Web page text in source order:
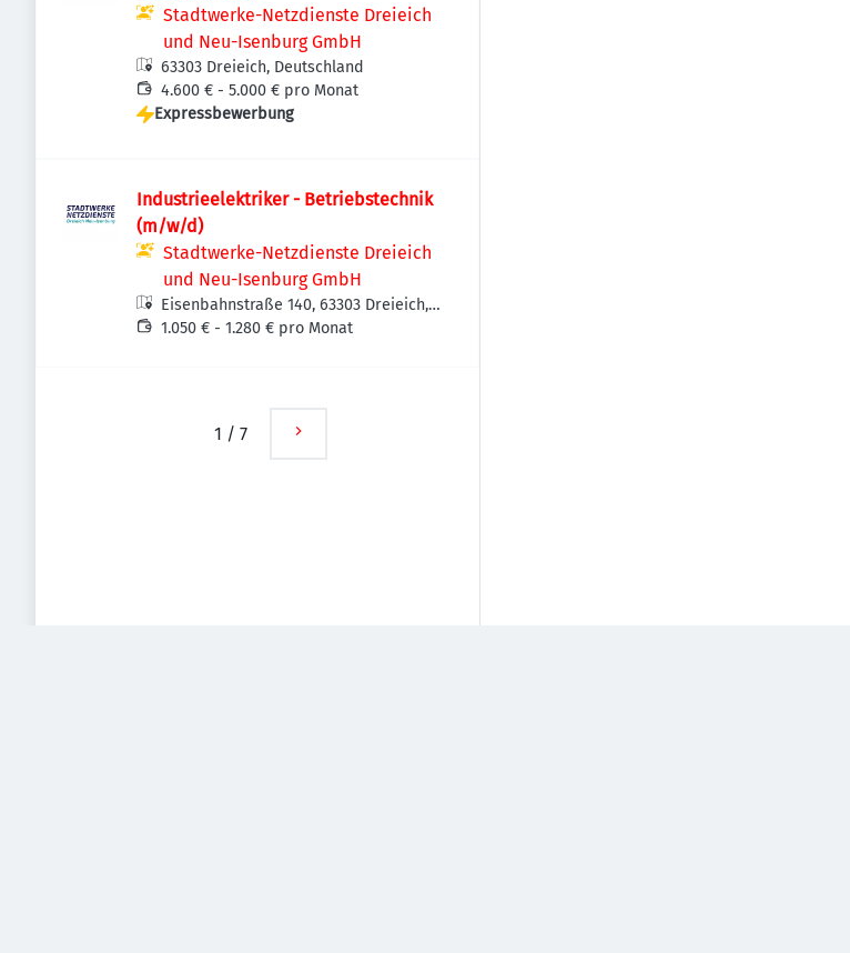
Stadtwerke-Netzdienste Dreieich
und Neu-Isenburg GmbH
63303 Dreieich, Deutschland
4.600 € - 5.000 € pro Monat
Expressbewerbung
Industrieelektriker - Betriebstechnik
(m/w/d)
Stadtwerke-Netzdienste Dreieich
und Neu-Isenburg GmbH
Eisenbahnstraße 140, 63303 Dreieich,
Deutschland
1.050 € - 1.280 € pro Monat
1 / 7